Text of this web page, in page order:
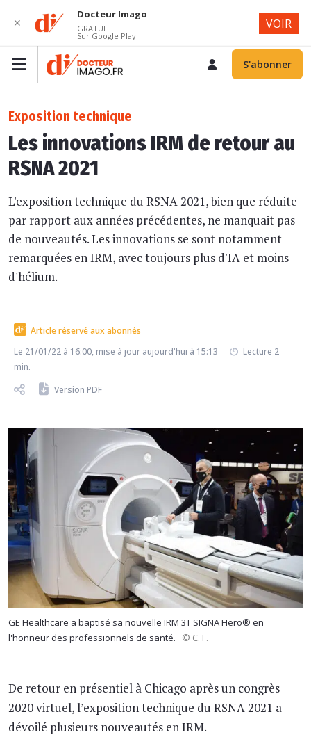
S'abonner
Exposition technique
Les innovations IRM de retour au
RSNA 2021
L'exposition technique du RSNA 2021, bien que réduite
par rapport aux années précédentes, ne manquait pas
de nouveautés. Les innovations se sont notamment
remarquées en IRM, avec toujours plus d'IA et moins
d'hélium.
Article réservé aux abonnés
Le 21/01/22 à 16:00, mise à jour aujourd'hui à 15:13
Lecture 2
min.
Version PDF
GE Healthcare a baptisé sa nouvelle IRM 3T SIGNA Hero® en
l'honneur des professionnels de santé.
© C. F.
De retour en présentiel à Chicago après un congrès
2020 virtuel, l’exposition technique du RSNA 2021 a
dévoilé plusieurs nouveautés en IRM.
✕
Docteur Imago
GRATUIT
Sur Google Play
VOIR